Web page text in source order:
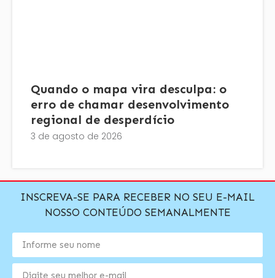
Quando o mapa vira desculpa: o
erro de chamar desenvolvimento
regional de desperdício
3 de agosto de 2026
INSCREVA-SE PARA RECEBER NO SEU E-MAIL
NOSSO CONTEÚDO SEMANALMENTE